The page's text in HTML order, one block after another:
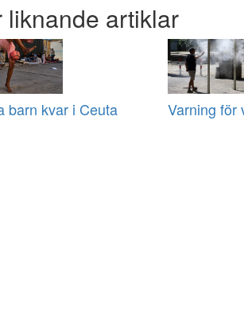
liknande artiklar
barn kvar i Ceuta Varning för